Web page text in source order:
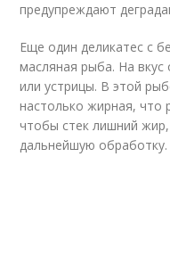
предупреждают
Еще один деликатес с
масляная рыба. На
или устрицы. В этой
настолько жирная, что
чтобы стек лишний
дальнейшую обработку.